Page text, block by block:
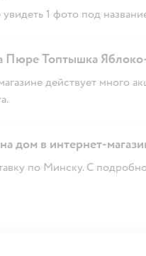
1 фото под
Пюре Топтышка
действует много
дом в интернет-
по Минску. С